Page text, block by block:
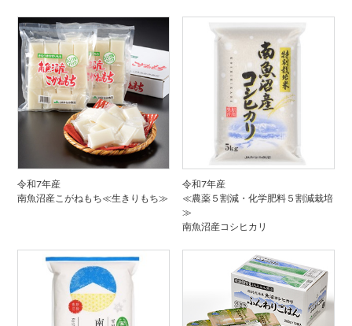
令和7年産
南魚沼産こがねもち≪生きりもち≫
令和7年産
≪農薬５割減・化学肥料５割減栽培
≫
南魚沼産コシヒカリ